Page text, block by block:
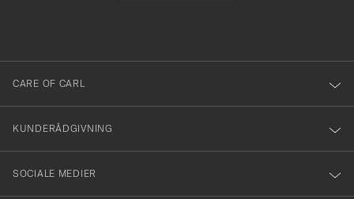
dig
till
vårt
nyhetsbrev!
CARE OF CARL
KUNDERÅDGIVNING
SOCIALE MEDIER